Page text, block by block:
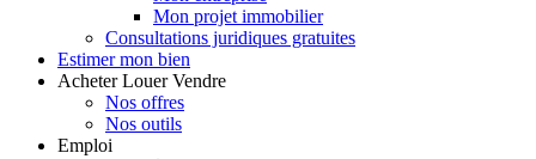
Mon projet immobilier
Consultations juridiques gratuites
Estimer mon bien
Acheter Louer Vendre
Nos offres
Nos outils
Emploi